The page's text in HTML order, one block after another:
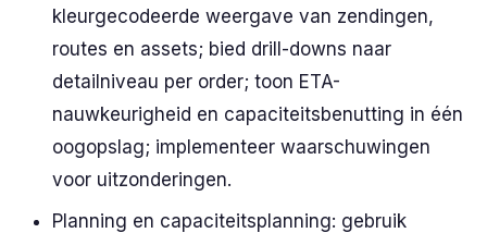
kleurgecodeerde weergave van zendingen,
routes en assets; bied drill-downs naar
detailniveau per order; toon ETA-
nauwkeurigheid en capaciteitsbenutting in één
oogopslag; implementeer waarschuwingen
voor uitzonderingen.
Planning en capaciteitsplanning: gebruik